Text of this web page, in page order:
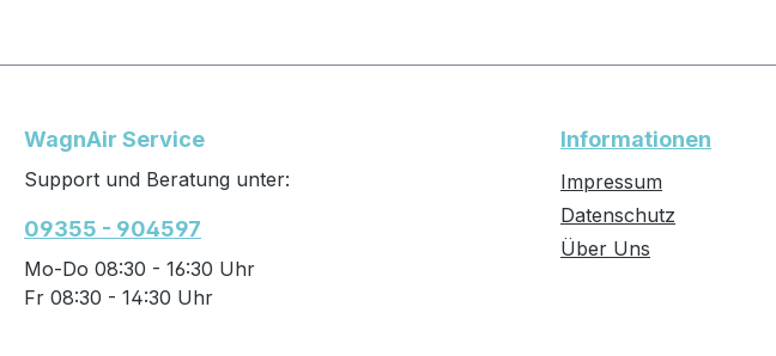
WagnAir Service
Support und Beratung unter:
09355 - 904597
Mo-Do 08:30 - 16:30 Uhr
Fr 08:30 - 14:30 Uhr
Informationen
Impressum
Datenschutz
Über Uns